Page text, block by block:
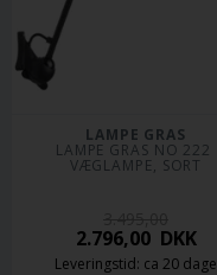
LAMPE GRAS
LAMPE GRAS NO 222
VÆGLAMPE, SORT
2.796,00DKK
Leveringstid: ca 20 dage